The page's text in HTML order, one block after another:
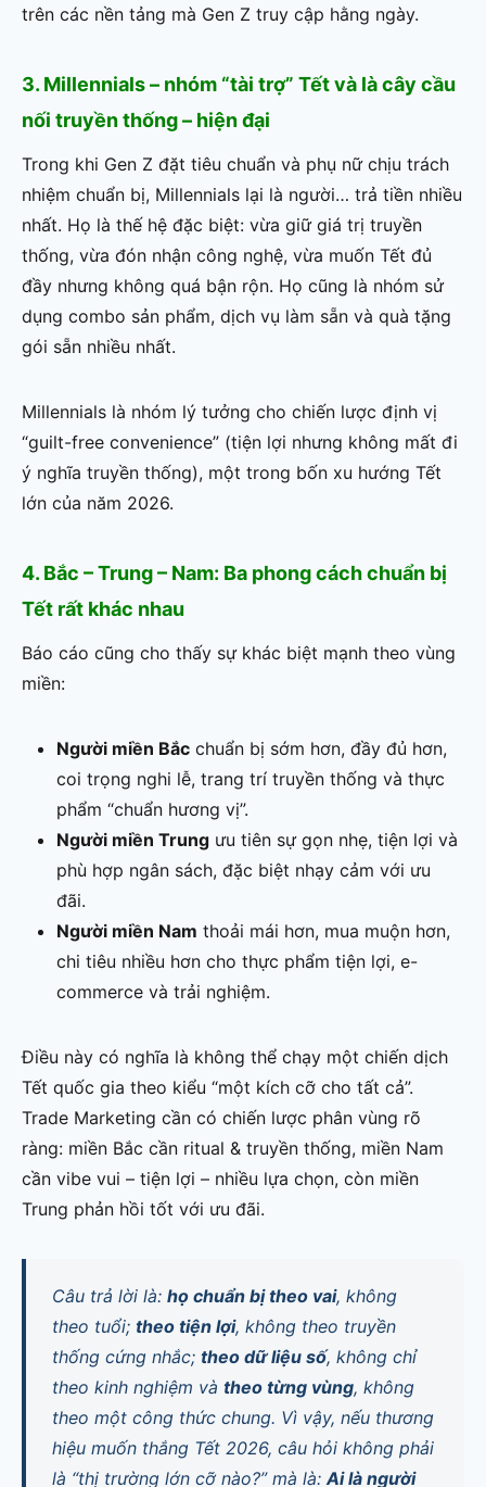
trên các nền tảng mà Gen Z truy cập hằng ngày.
3. Millennials – nhóm “tài trợ” Tết và là cây cầu
nối truyền thống – hiện đại
Trong khi Gen Z đặt tiêu chuẩn và phụ nữ chịu trách
nhiệm chuẩn bị, Millennials lại là người… trả tiền nhiều
nhất. Họ là thế hệ đặc biệt: vừa giữ giá trị truyền
thống, vừa đón nhận công nghệ, vừa muốn Tết đủ
đầy nhưng không quá bận rộn. Họ cũng là nhóm sử
dụng combo sản phẩm, dịch vụ làm sẵn và quà tặng
gói sẵn nhiều nhất.
Millennials là nhóm lý tưởng cho chiến lược định vị
“guilt-free convenience” (tiện lợi nhưng không mất đi
ý nghĩa truyền thống), một trong bốn xu hướng Tết
lớn của năm 2026.
4. Bắc – Trung – Nam: Ba phong cách chuẩn bị
Tết rất khác nhau
Báo cáo cũng cho thấy sự khác biệt mạnh theo vùng
miền:
Người miền Bắc chuẩn bị sớm hơn, đầy đủ hơn,
coi trọng nghi lễ, trang trí truyền thống và thực
phẩm “chuẩn hương vị”.
Người miền Trung ưu tiên sự gọn nhẹ, tiện lợi và
phù hợp ngân sách, đặc biệt nhạy cảm với ưu
đãi.
Người miền Nam thoải mái hơn, mua muộn hơn,
chi tiêu nhiều hơn cho thực phẩm tiện lợi, e-
commerce và trải nghiệm.
Điều này có nghĩa là không thể chạy một chiến dịch
Tết quốc gia theo kiểu “một kích cỡ cho tất cả”.
Trade Marketing cần có chiến lược phân vùng rõ
ràng: miền Bắc cần ritual & truyền thống, miền Nam
cần vibe vui – tiện lợi – nhiều lựa chọn, còn miền
Trung phản hồi tốt với ưu đãi.
Câu trả lời là: họ chuẩn bị theo vai, không
theo tuổi; theo tiện lợi, không theo truyền
thống cứng nhắc; theo dữ liệu số, không chỉ
theo kinh nghiệm và theo từng vùng, không
theo một công thức chung. Vì vậy, nếu thương
hiệu muốn thắng Tết 2026, câu hỏi không phải
là “thị trường lớn cỡ nào?” mà là: Ai là người